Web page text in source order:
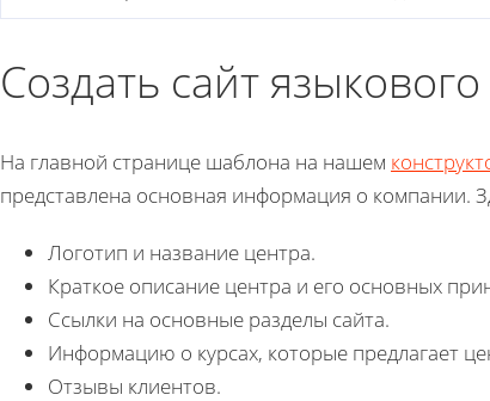
Создать сайт
На главной странице шаблона на нашем
представлена основная информация о компании.
Логотип и название центра.
Краткое описание центра и его основных
Ссылки на основные разделы сайта.
Информацию о курсах, которые предлагает
Отзывы клиентов.